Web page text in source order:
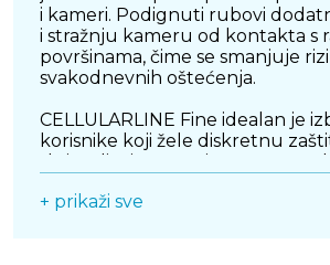
i kameri. Podignuti rubovi
i stražnju kameru od kontakta s
površinama, čime se smanjuje
svakodnevnih oštećenja.
CELLULARLINE Fine idealan je
korisnike koji žele diskretnu
pružajući sigurnost,
+ prikaži sve